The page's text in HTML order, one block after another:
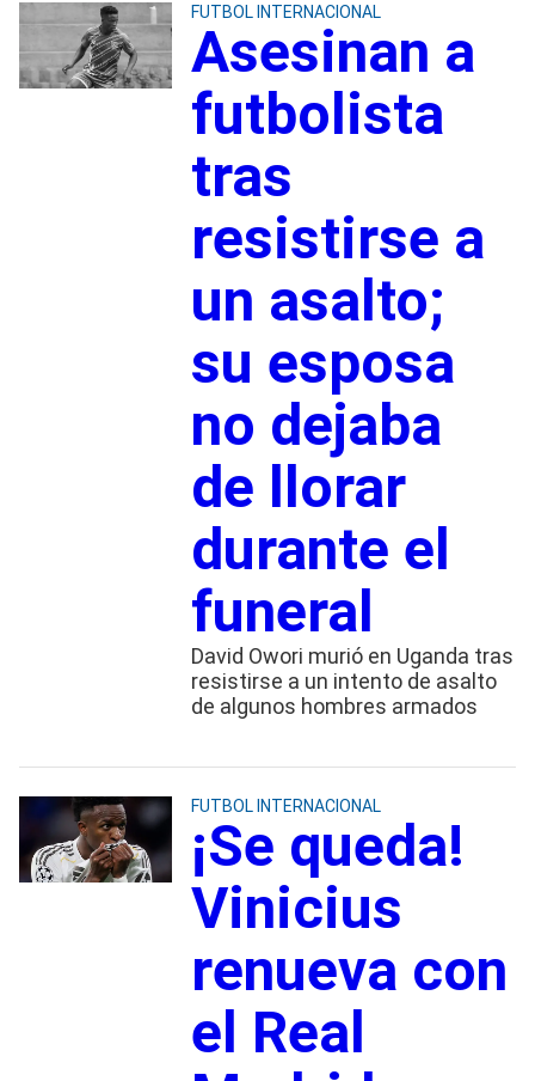
FUTBOL INTERNACIONAL
Asesinan a
futbolista
tras
resistirse a
un asalto;
su esposa
no dejaba
de llorar
durante el
funeral
David Owori murió en Uganda tras
resistirse a un intento de asalto
de algunos hombres armados
FUTBOL INTERNACIONAL
¡Se queda!
Vinicius
renueva con
el Real